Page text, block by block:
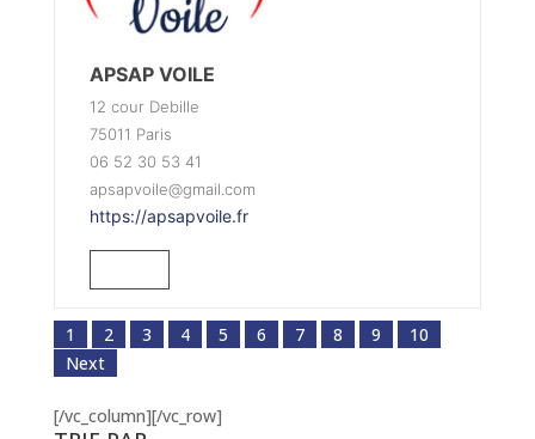
APSAP VOILE
12 cour Debille
75011 Paris
06 52 30 53 41
apsapvoile@gmail.com
https://apsapvoile.fr
1 2 3 4 5 6 7 8 9
10
Next
[/vc_column][/vc_row]